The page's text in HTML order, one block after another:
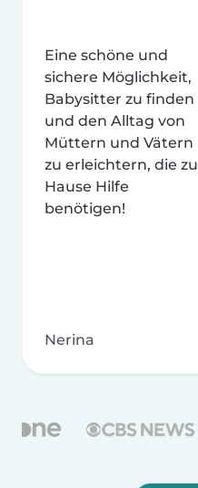
Eine schöne und
sichere Möglichkeit,
Babysitter zu finden
und den Alltag von
Müttern und Vätern
zu erleichtern, die zu
Hause Hilfe
benötigen!
Nerina